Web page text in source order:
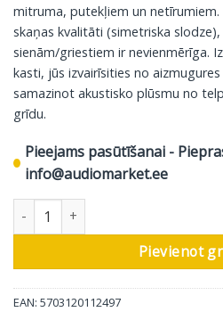
mitruma, putekļiem un
skaņas kvalitāti (simetriska
sienām/griestiem ir nevienmērīga.
kasti, jūs izvairīsities no
samazinot akustisko plūsmu no
grīdu.
Pieejams pasūtīšanai -
info@audiomarket.ee
DALI aizmugurējā kaste priekš
Pievienot
EAN: 5703120112497